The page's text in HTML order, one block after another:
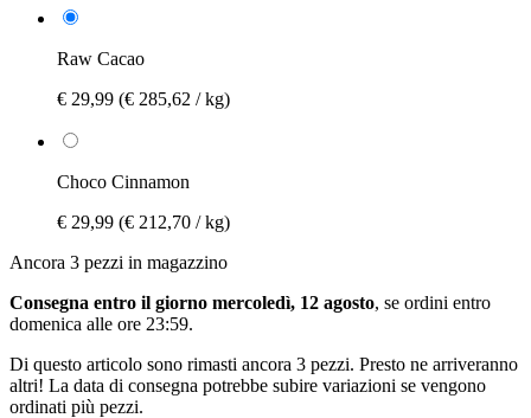
Raw Cacao
€ 29,99 (€ 285,62 / kg)
Choco Cinnamon
€ 29,99 (€ 212,70 / kg)
Ancora 3 pezzi in magazzino
Consegna entro il giorno mercoledì, 12 agosto, se ordini entro
domenica alle ore 23:59.
Di questo articolo sono rimasti ancora 3 pezzi. Presto ne arriveranno
altri! La data di consegna potrebbe subire variazioni se vengono
ordinati più pezzi.